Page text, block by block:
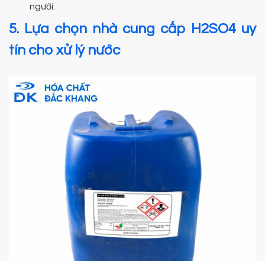
người.
5. Lựa chọn nhà cung cấp H2SO4 uy
tín cho xử lý nước